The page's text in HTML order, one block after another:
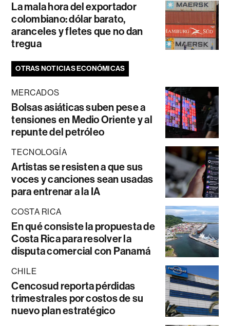
La mala hora del exportador
colombiano: dólar barato,
aranceles y fletes que no dan
tregua
OTRAS NOTICIAS ECONÓMICAS
MERCADOS
Bolsas asiáticas suben pese a
tensiones en Medio Oriente y al
repunte del petróleo
TECNOLOGÍA
Artistas se resisten a que sus
voces y canciones sean usadas
para entrenar a la IA
COSTA RICA
En qué consiste la propuesta de
Costa Rica para resolver la
disputa comercial con Panamá
CHILE
Cencosud reporta pérdidas
trimestrales por costos de su
nuevo plan estratégico